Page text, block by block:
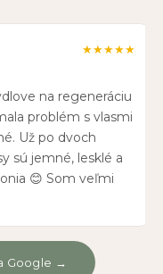
★★★★★
na regeneráciu
problém s vlasmi
Už po dvoch
sú jemné, lesklé a
😊 Som veľmi
Google →